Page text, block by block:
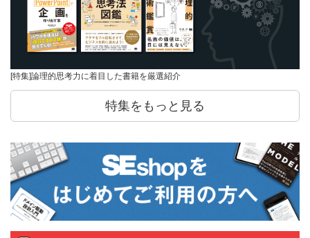
[特集]論理的思考力に着目した書籍を厳選紹介
特集をもっと見る